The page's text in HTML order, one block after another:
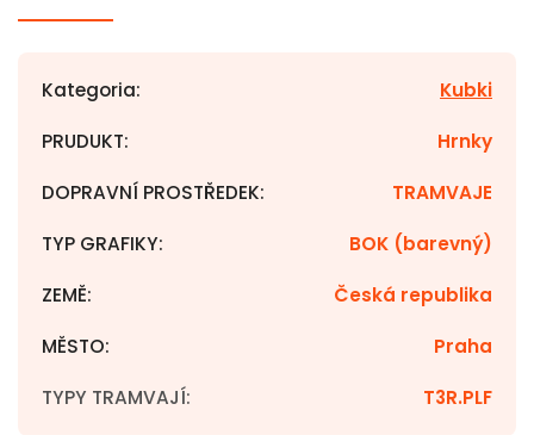
Kategoria: Kubki
PRUDUKT: Hrnky
DOPRAVNÍ PROSTŘEDEK: TRAMVAJE
TYP GRAFIKY: BOK (barevný)
ZEMĚ: Česká republika
MĚSTO: Praha
TYPY TRAMVAJÍ: T3R.PLF